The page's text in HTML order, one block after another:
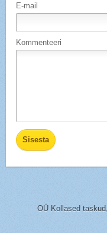
E-mail
Kommenteeri
OÜ Kollased taskud,